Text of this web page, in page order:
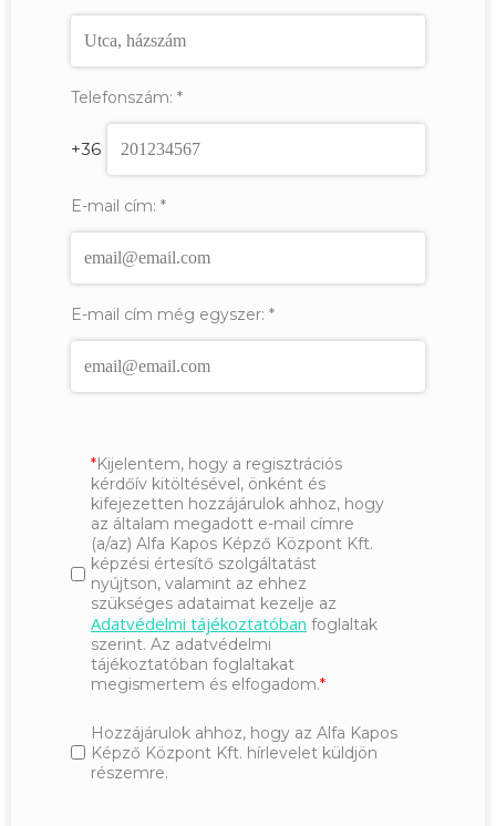
Telefonszám: *
+36
E-mail cím: *
E-mail cím még egyszer: *
Kijelentem, hogy a regisztrációs
kérdőív kitöltésével, önként és
kifejezetten hozzájárulok ahhoz, hogy
az általam megadott e-mail címre
(a/az) Alfa Kapos Képző Központ Kft.
képzési értesítő szolgáltatást
nyújtson, valamint az ehhez
szükséges adataimat kezelje az
Adatvédelmi tájékoztatóban foglaltak
szerint. Az adatvédelmi
tájékoztatóban foglaltakat
megismertem és elfogadom.
Hozzájárulok ahhoz, hogy az Alfa Kapos
Képző Központ Kft. hírlevelet küldjön
részemre.